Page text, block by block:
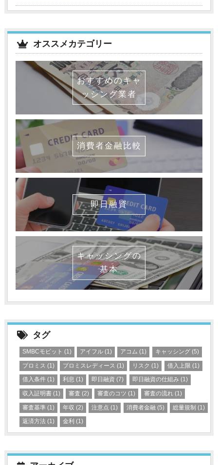
オススメカテゴリー
おすすめのキャ
ッシング業者
消費者金融比較
即日融資
キャッシングの
基本
タグ
SMBCモビット (1) アイフル (1) アコム (1) キャッシング(5)
プロミス (1) プロミスレディース (1) リスク (1) 借入上限 (1)
借入条件 (1) 利息 (1) 即日融資 (7) 即日融資の仕組み (1)
収入証明書 (1) 審査 (2) 審査のコツ (1) 審査の流れ(1)
審査基準 (1) 年収 (2) 注意点 (1) 消費者金融 (5) 総量規制 (1)
返済方法 (1) 金利 (1)